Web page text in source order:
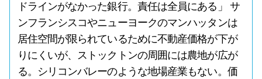
ドラインがなかった銀行。責任は全員にある」 サ
ンフランシスコやニューヨークのマンハッタンは
居住空間が限られているために不動産価格が下が
りにくいが、ストックトンの周囲には農地が広が
る。シリコンバレーのような地場産業もない。価